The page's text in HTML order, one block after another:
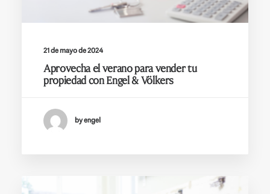
21 de mayo de 2024
Aprovecha el verano para vender tu
propiedad con Engel & Völkers
by engel